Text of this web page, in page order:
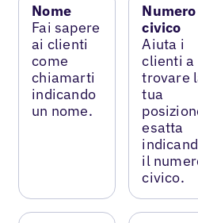
Nome
Fai sapere
ai clienti
come
chiamarti
indicando
un nome.
Numero
civico
Aiuta i
clienti a
trovare
tua
esatta
il
civico.